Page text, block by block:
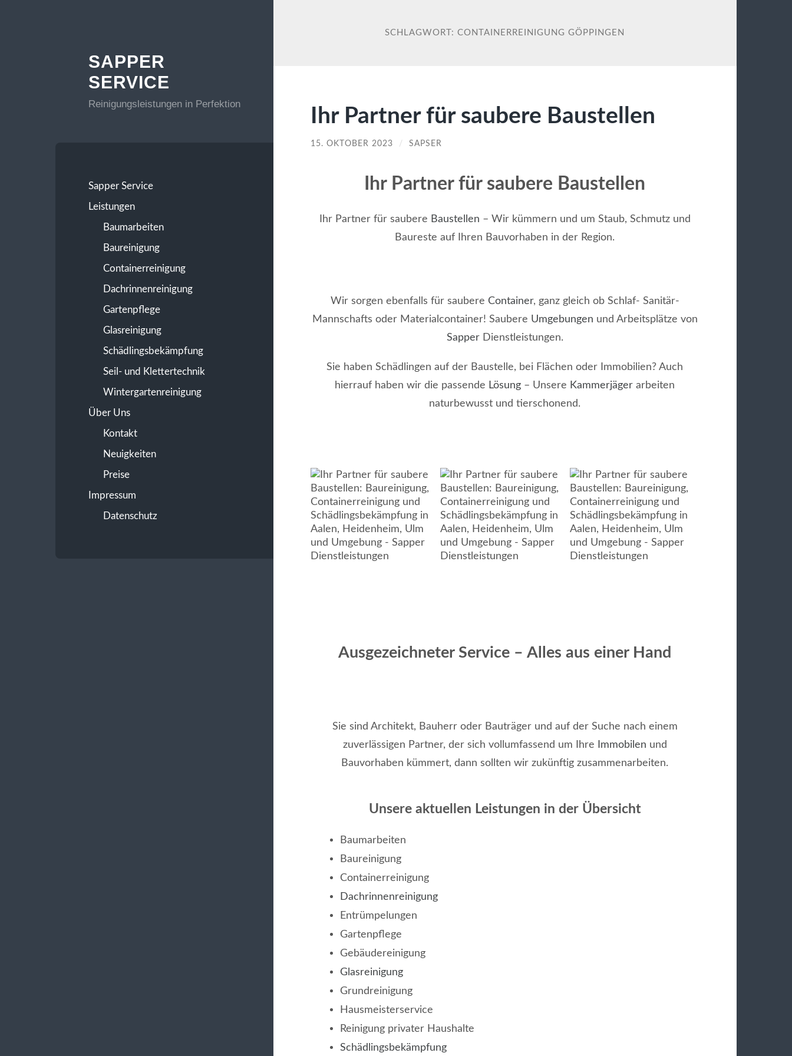
SAPPER
SERVICE
Reinigungsleistungen in Perfektion
Sapper Service
Leistungen
Baumarbeiten
Baureinigung
Containerreinigung
Dachrinnenreinigung
Gartenpflege
Glasreinigung
Schädlingsbekämpfung
Seil- und Klettertechnik
Wintergartenreinigung
Über Uns
Kontakt
Neuigkeiten
Preise
Impressum
Datenschutz
SCHLAGWORT:CONTAINERREINIGUNG GÖPPINGEN
Ihr Partner für saubere Baustellen
15. OKTOBER 2023 / SAPSER
Ihr Partner für saubere Baustellen
Ihr Partner für saubere Baustellen – Wir kümmern und um Staub, Schmutz und
Baureste auf Ihren Bauvorhaben in der Region.
Wir sorgen ebenfalls für saubere Container, ganz gleich ob Schlaf- Sanitär-
Mannschafts oder Materialcontainer! Saubere Umgebungen und Arbeitsplätze von
SapperDienstleistungen.
Sie haben Schädlingen auf der Baustelle, bei Flächen oder Immobilien? Auch
hierrauf haben wir die passende Lösung – Unsere Kammerjäger arbeiten
naturbewusst und tierschonend.
Ausgezeichneter Service – Alles aus einer Hand
Sie sind Architekt, Bauherr oder Bauträger und auf der Suche nach einem
zuverlässigen Partner, der sich vollumfassend um Ihre
Immobilen und
Bauvorhaben kümmert, dann sollten wir zukünftig zusammenarbeiten.
Unsere aktuellen Leistungen in der Übersicht
Baumarbeiten
Baureinigung
Containerreinigung
Dachrinnenreinigung
Entrümpelungen
Gartenpflege
Gebäudereinigung
Glasreinigung
Grundreinigung
Hausmeisterservice
Reinigung privater Haushalte
Schädlingsbekämpfung